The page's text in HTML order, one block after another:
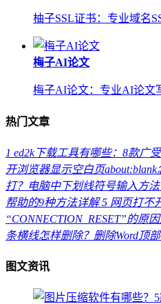
柚子SSL证书：专业域名
梅子AI论文
梅子AI论文：专业AI论文
热门文章
1 ed2k下载工具有哪些：8款广
开浏览器显示空白页about:blank
打？电脑中下划线符号输入方
帮助的9种方法详解 5 网页打不
“CONNECTION_RESET”的原
条横线怎样删除？删除Word顶
图文资讯